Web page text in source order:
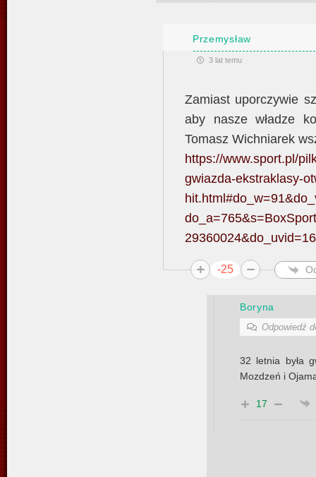
Przemysław
3 lat temu
Zamiast uporczywie
aby nasze władze
Tomasz Wichniarek
https://www.sport.pl/
gwiazda-ekstraklasy-
-25
Boryna
Odpowiedź
32 letnia była
Mozdzeń i
17